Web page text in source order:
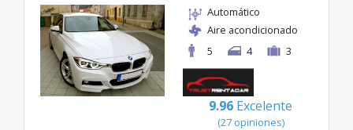
desde solo 32€/día.
Automático
Aire acondicionado
5
4 3
9.96 Excelente
(27 opiniones)